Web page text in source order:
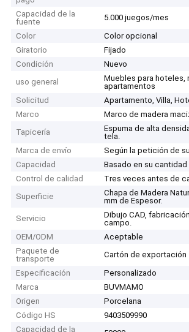
Capacidad de la
fuente
5.000 juegos/mes
Color
Color opcional
Giratorio
Fijado
Condición
Nuevo
uso general
Muebles para hoteles,
apartamentos
Solicitud
Apartamento, Villa,
Marco
Marco de madera
Tapicería
Espuma de alta
tela.
Marca de envío
Según la petición de
Capacidad
Basado en su cantidad
Control de calidad
Tres veces antes de
Superficie
Chapa de Madera
mm de Espesor.
Servicio
Dibujo CAD,
campo.
OEM/ODM
Aceptable
Paquete de
transporte
Cartón de exportación
Especificación
Personalizado
Marca
BUVMAMO
Origen
Porcelana
Código HS
9403509990
Capacidad de la